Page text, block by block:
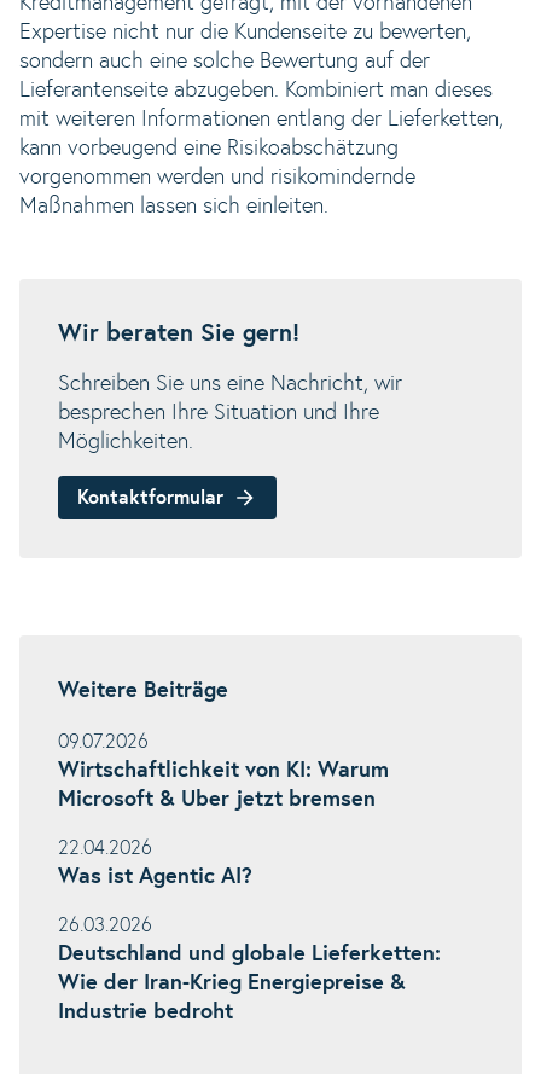
Expertise nicht nur die Kundenseite zu bewerten,
sondern auch eine solche Bewertung auf der
Lieferantenseite abzugeben. Kombiniert man dieses
mit weiteren Informationen entlang der Lieferketten,
kann vorbeugend eine Risikoabschätzung
vorgenommen werden und risikomindernde
Maßnahmen lassen sich einleiten.
Wir beraten Sie gern!
Schreiben Sie uns eine Nachricht, wir
besprechen Ihre Situation und Ihre
Möglichkeiten.
Kontaktformular
Weitere Beiträge
09.07.2026
Wirtschaftlichkeit von KI: Warum
Microsoft & Uber jetzt bremsen
22.04.2026
Was ist Agentic AI?
26.03.2026
Deutschland und globale Lieferketten:
Wie der Iran-Krieg Energiepreise &
Industrie bedroht